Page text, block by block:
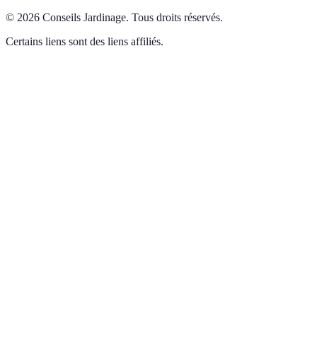
© 2026 Conseils Jardinage. Tous droits réservés.
Certains liens sont des liens affiliés.